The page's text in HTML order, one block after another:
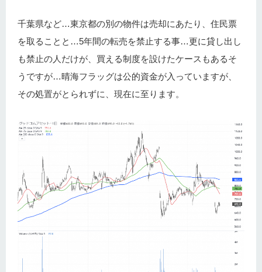
千葉県など…東京都の別の物件は売却にあたり、住民票
を取ることと…5年間の転売を禁止する事…更に貸し出し
も禁止の人だけが、買える制度を設けたケースもあるそ
うですが…晴海フラッグは公的資金が入っていますが、
その処置がとられずに、現在に至ります。